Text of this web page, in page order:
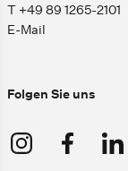
T +49 89 1265-2101
E-Mail
Folgen Sie uns